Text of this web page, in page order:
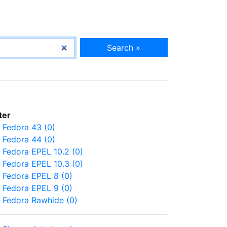
Search »
Fedora 43 (0)
Fedora 44 (0)
Fedora EPEL 10.2 (0)
Fedora EPEL 10.3 (0)
Fedora EPEL 8 (0)
Fedora EPEL 9 (0)
Fedora Rawhide (0)